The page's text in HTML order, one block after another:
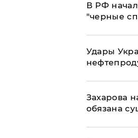
​В РФ
"черные
Удары
​Захарова
обязана